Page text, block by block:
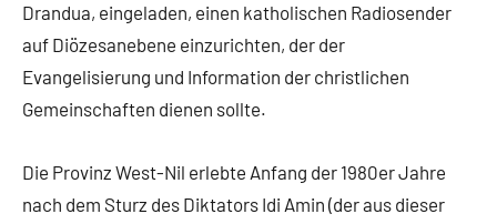
Drandua, eingeladen, einen katholischen Radiosender
auf Diözesanebene einzurichten, der der
Evangelisierung und Information der christlichen
Gemeinschaften dienen sollte.
Die Provinz West-Nil erlebte Anfang der 1980er Jahre
nach dem Sturz des Diktators Idi Amin (der aus dieser